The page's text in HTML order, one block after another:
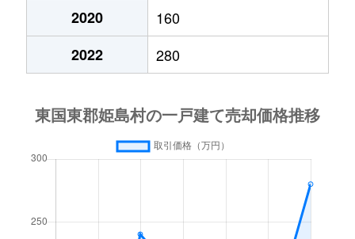
2020
160
2022
280